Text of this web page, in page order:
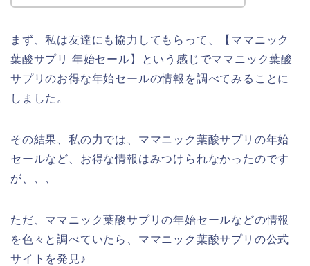
まず、私は友達にも協力してもらって、【ママニック
葉酸サプリ 年始セール】という感じでママニック葉酸
サプリのお得な年始セールの情報を調べてみることに
しました。
その結果、私の力では、ママニック葉酸サプリの年始
セールなど、お得な情報はみつけられなかったのです
が、、、
ただ、ママニック葉酸サプリの年始セールなどの情報
を色々と調べていたら、ママニック葉酸サプリの公式
サイトを発見♪